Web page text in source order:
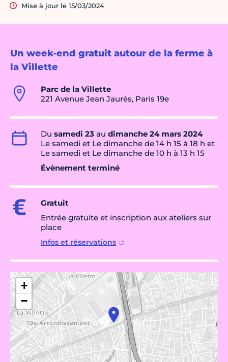
Un week-end gratuit autour de la ferme à
la Villette
Parc de la Villette
221 Avenue Jean Jaurès, Paris 19e
Du samedi 23 au dimanche 24 mars 2024
Le samedi et Le dimanche de 14 h 15 à 18 h et
Le samedi et Le dimanche de 10 h à 13 h 15
Évènement terminé
Gratuit
Entrée gratuite et inscription aux ateliers sur
place
Infos et réservations
+
−
Mise à jour le 15/03/2024